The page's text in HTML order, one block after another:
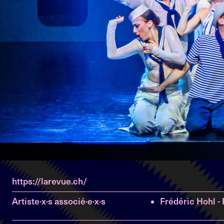
https://larevue.ch/
Artiste·x·s associé·e·x·s
Frédéric Hohl -